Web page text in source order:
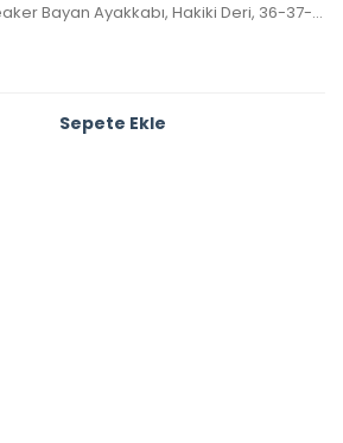
Louis vuitton Kyoto Sneaker Bayan Ayakkabı, Hakiki Deri, 36-37-38-39-40 Numaraları Mevcuttur.
Sepete Ekle